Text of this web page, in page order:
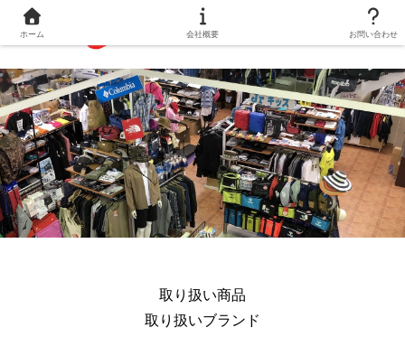
取り扱い商品
取り扱いブランド
ホーム 会社概要 お問い合わせ